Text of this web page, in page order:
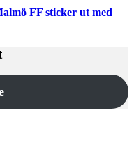
FF sticker ut med